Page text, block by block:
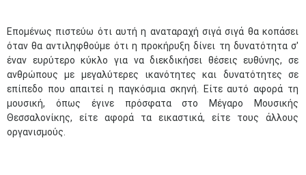
Επομένως πιστεύω ότι αυτή η αναταραχή σιγά σιγά θα κοπάσει
όταν θα αντιληφθούμε ότι η προκήρυξη δίνει τη δυνατότητα σ'
έναν ευρύτερο κύκλο για να διεκδικήσει θέσεις ευθύνης, σε
ανθρώπους με μεγαλύτερες ικανότητες και δυνατότητες σε
επίπεδο που απαιτεί η παγκόσμια σκηνή. Είτε αυτό αφορά τη
μουσική, όπως έγινε πρόσφατα στο Μέγαρο Μουσικής
Θεσσαλονίκης, είτε αφορά τα εικαστικά, είτε τους άλλους
οργανισμούς.